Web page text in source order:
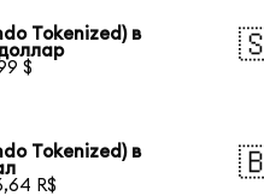
Tokenized) в
$
Tokenized) в
R$